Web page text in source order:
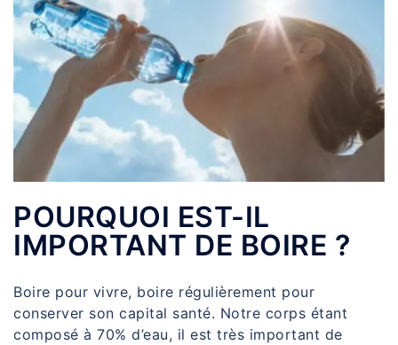
POURQUOI EST-IL
IMPORTANT DE BOIRE ?
Boire pour vivre, boire régulièrement pour
conserver son capital santé. Notre corps étant
composé à 70% d’eau, il est très important de